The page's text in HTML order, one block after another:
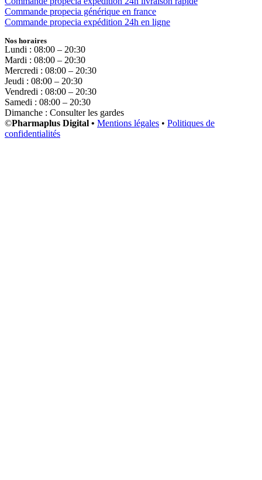
Commande propecia générique en france
Commande propecia expédition 24h en ligne
Nos horaires
Lundi : 08:00 – 20:30
Mardi : 08:00 – 20:30
Mercredi : 08:00 – 20:30
Jeudi : 08:00 – 20:30
Vendredi : 08:00 – 20:30
Samedi : 08:00 – 20:30
Dimanche : Consulter les gardes
©Pharmaplus Digital • Mentions légales • Politiques de
confidentialités